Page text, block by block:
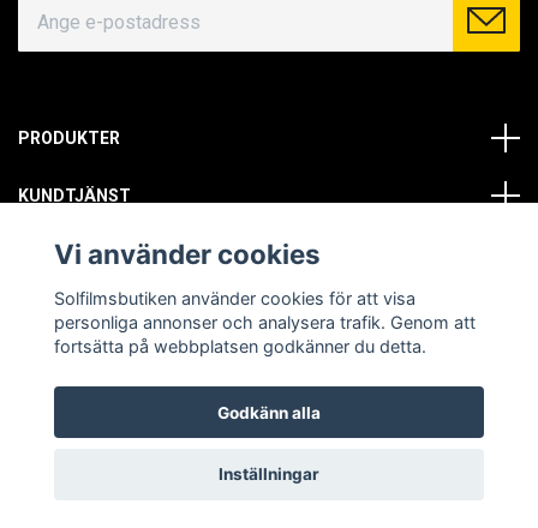
PRODUKTER
KUNDTJÄNST
OM OSS
SOCIALA MEDIER
© Copyright 2026 Solfilmsbutiken. All rights reserved.
Vi använder cookies
Solfilmsbutiken använder cookies för att visa
personliga annonser och analysera trafik. Genom att
fortsätta på webbplatsen godkänner du detta.
Godkänn alla
Inställningar